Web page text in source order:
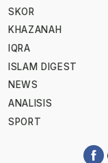
SKOR
KHAZANAH
IQRA
ISLAM DIGEST
NEWS
ANALISIS
SPORT